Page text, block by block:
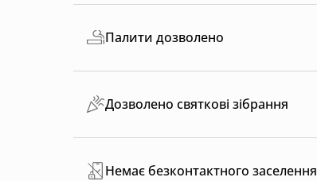
Палити дозволено
Дозволено святкові зібрання
Немає безконтактного заселення